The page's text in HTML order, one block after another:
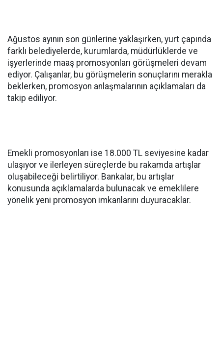
Ağustos ayının son günlerine yaklaşırken, yurt çapında
farklı belediyelerde, kurumlarda, müdürlüklerde ve
işyerlerinde maaş promosyonları görüşmeleri devam
ediyor. Çalışanlar, bu görüşmelerin sonuçlarını merakla
beklerken, promosyon anlaşmalarının açıklamaları da
takip ediliyor.
Emekli promosyonları ise 18.000 TL seviyesine kadar
ulaşıyor ve ilerleyen süreçlerde bu rakamda artışlar
oluşabileceği belirtiliyor. Bankalar, bu artışlar
konusunda açıklamalarda bulunacak ve emeklilere
yönelik yeni promosyon imkanlarını duyuracaklar.